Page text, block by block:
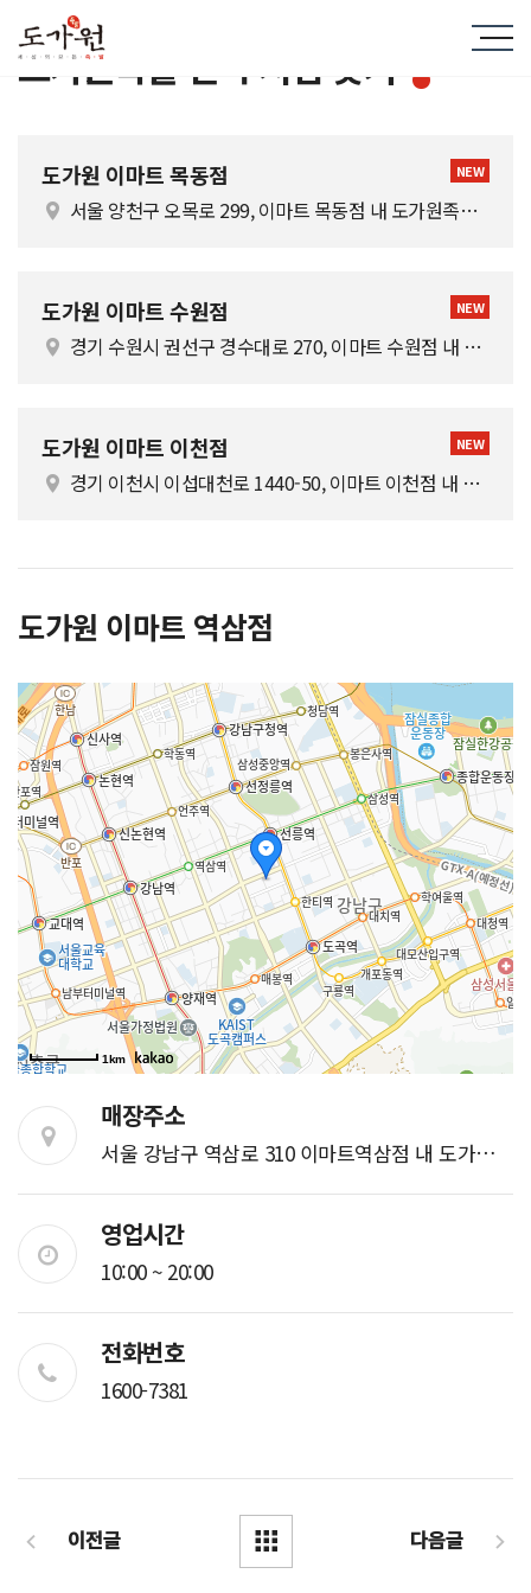
도가원족발 전국 지점 찾기
NEW
도가원 이마트 목동점
서울 양천구 오목로 299, 이마트 목동점 내 도가원족발 [이 게시물은 최고관리자님에 의해 2026-02-13 12:26:37 도가원족발 이마트 지점 찾기에서 복사 됨]
NEW
도가원 이마트 수원점
경기 수원시 권선구 경수대로 270, 이마트 수원점 내 도가원족발 [이 게시물은 최고관리자님에 의해 2026-02-13 12:26:37 도가원족발 이마트 지점 찾기에서 복사 됨]
NEW
도가원 이마트 이천점
경기 이천시 이섭대천로 1440-50, 이마트 이천점 내 도가원족발 [이 게시물은 최고관리자님에 의해 2026-02-13 12:26:37 도가원족발 이마트 지점 찾기에서 복사 됨]
도가원 이마트 역삼점
1km
매장주소
서울 강남구 역삼로 310 이마트역삼점 내 도가원 족발
영업시간
10:00 ~ 20:00
전화번호
1600-7381
이전글 다음글